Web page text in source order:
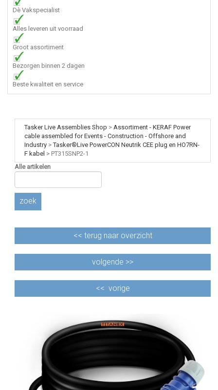
Dè Vakspecialist
Alles leveren uit voorraad
Groot assortiment
Bezorgen binnen 2 dagen
Beste kwaliteit en service
Tasker Live Assemblies Shop > Assortiment - KERAF Power
cable assembled for Events - Construction - Offshore and
Industry >Tasker®Live PowerCON Neutrik CEE plug en HO7RN-
F kabel > PT315SNP2-1
Alle artikelen
zoek
<< terug naar overzicht
volgende >>
<< vorige